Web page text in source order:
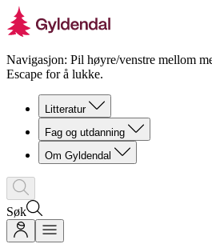
Navigasjon: Pil høyre/venstre mellom
Escape for å lukke.
Litteratur
Fag og utdanning
Om Gyldendal
Søk